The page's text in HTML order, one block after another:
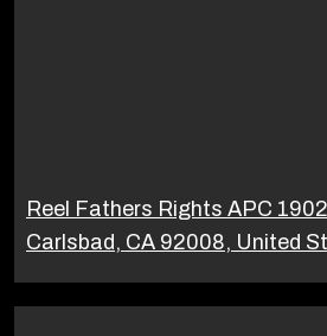
Reel Fathers Rights APC
Carlsbad, CA 92008, United